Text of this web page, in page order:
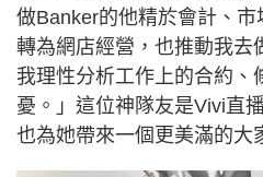
做Banker的他精於會計、
轉為網店經營，也推動我去
我理性分析工作上的合約、
憂。」這位神隊友是Vivi直
也為她帶來一個更美滿的大